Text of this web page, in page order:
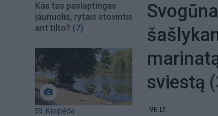
Kas tas paslaptingas
jaunuolis, rytais stovintis
ant tilto? (7)
Klaipėda
sviestą
VE.LT